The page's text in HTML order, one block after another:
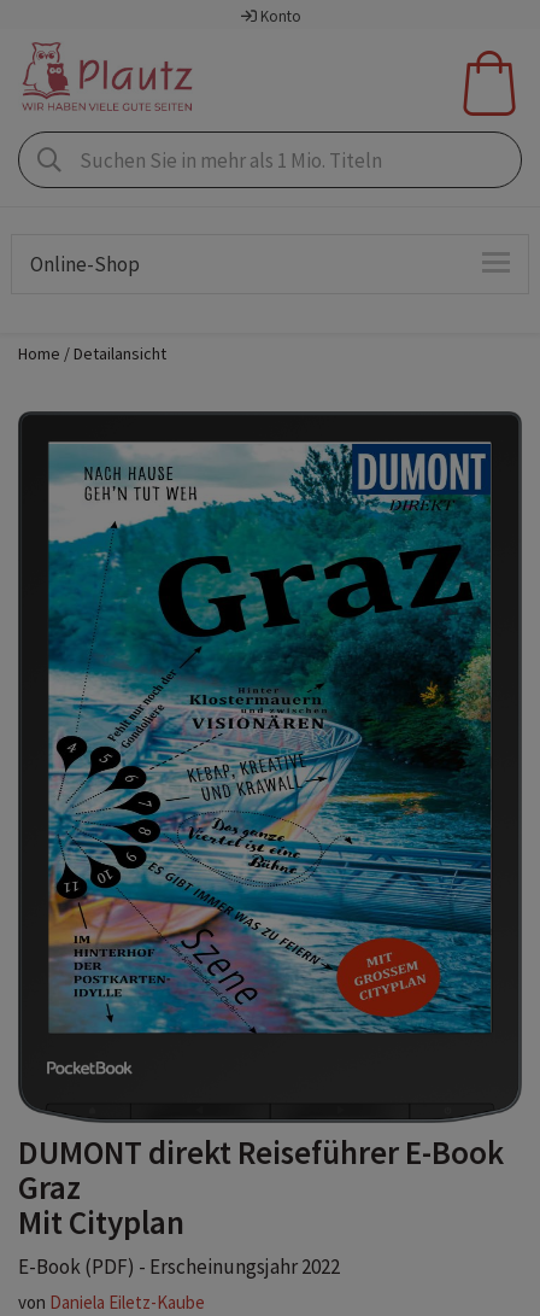
Konto
Online-Shop
Home Detailansicht
DUMONT direkt Reiseführer E-Book
Graz
Mit Cityplan
E-Book (PDF) - Erscheinungsjahr 2022
von Daniela Eiletz-Kaube